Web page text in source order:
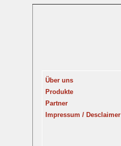
Über uns
Produkte
Partner
Impressum / Desclaimer